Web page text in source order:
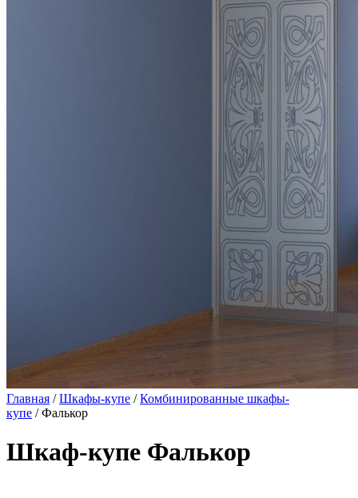
Главная /Шкафы-купе /Комбинированные шкафы-
купе / Фалькор
Шкаф-купе Фалькор